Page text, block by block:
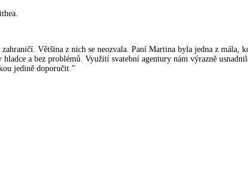
Většina z nich se neozvala. Paní Martina byla jedna z mála,
a bez problémů. Využití svatební agentury nám výrazně
jedině doporučit.”